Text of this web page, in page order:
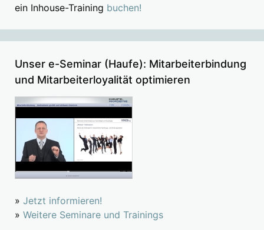
ein Inhouse-Training buchen!
Unser e-Seminar (Haufe): Mitarbeiterbindung
und Mitarbeiterloyalität optimieren
» Jetzt informieren!
» Weitere Seminare und Trainings